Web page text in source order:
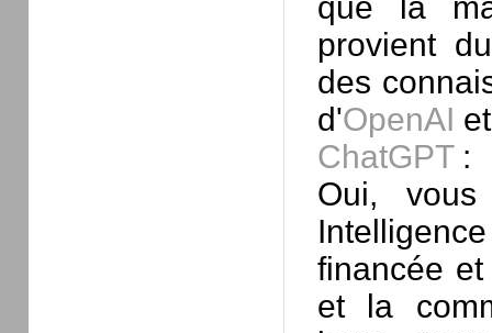
provient
des
d'OpenAI
ChatGPT:
Oui,
financée
et la